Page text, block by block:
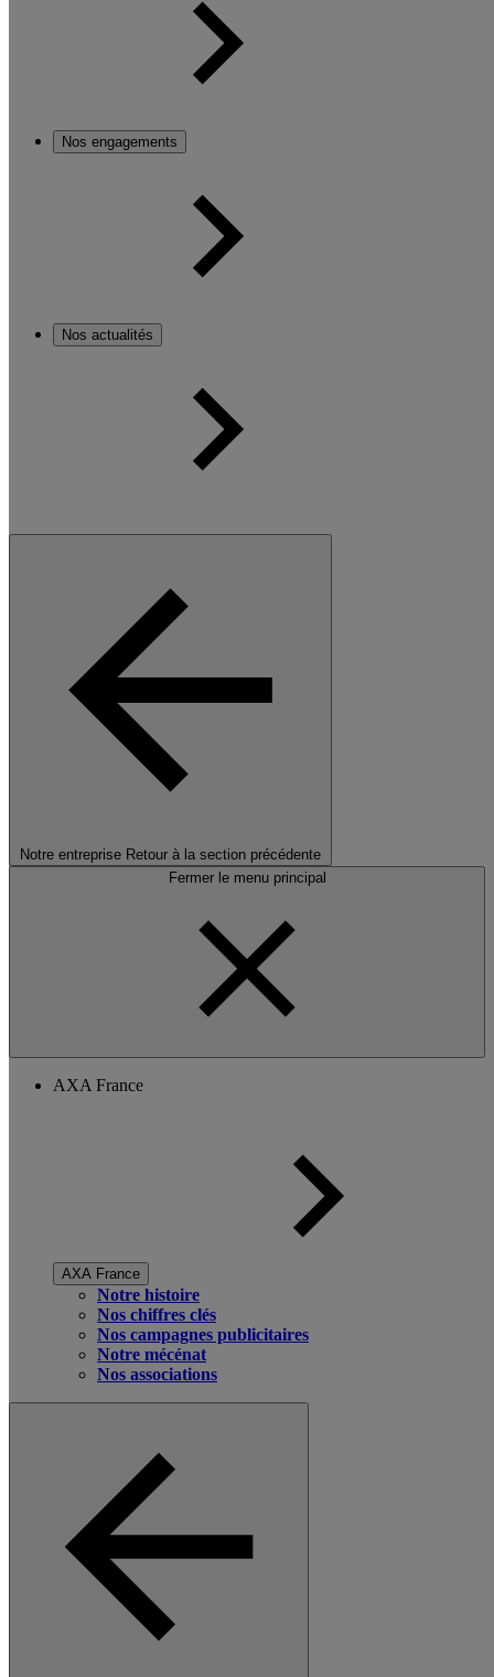
Nos engagements
Nos actualités
Notre entreprise Retour à la section précédente
Fermer le menu principal
AXA France
AXA France
Notre histoire
Nos chiffres clés
Nos campagnes publicitaires
Notre mécénat
Nos associations